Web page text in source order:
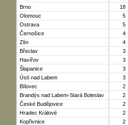
Brno
18
Olomouc
5
Ostrava
5
Černošice
4
Zlín
4
Břeclav
3
Havířov
3
Šlapanice
3
Ústí nad Labem
3
Bílovec
2
Brandýs nad Labem-Stará Boleslav
2
České Budějovice
2
Hradec Králové
2
Kopřivnice
2